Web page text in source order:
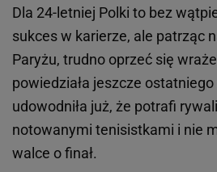
Dla 24-letniej Polki to bez
sukces w karierze, ale patrząc
Paryżu, trudno oprzeć się
powiedziała jeszcze
udowodniła już, że potrafi
notowanymi tenisistkami i nie
walce o finał.